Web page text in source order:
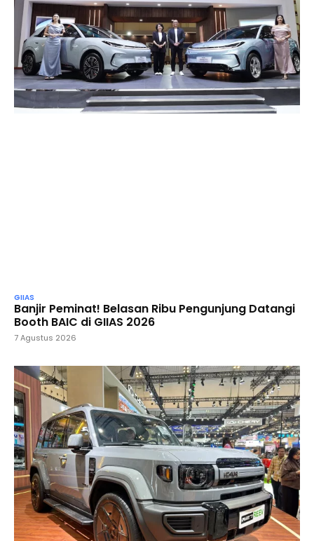
GIIAS
Banjir Peminat! Belasan Ribu Pengunjung Datangi
Booth BAIC di GIIAS 2026
7 Agustus 2026